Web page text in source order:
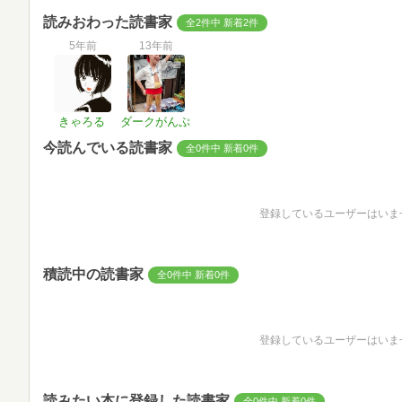
読みおわった読書家 全2件中 新着2件
5年前
きゃろる
13年前
ダークがんぷ
今読んでいる読書家 全0件中 新着0件
登録しているユーザーはいま
積読中の読書家 全0件中 新着0件
登録しているユーザーはいま